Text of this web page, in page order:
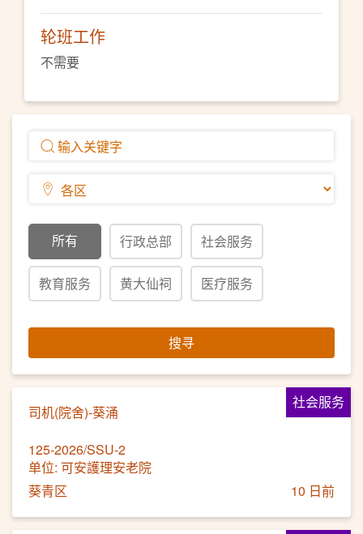
所有 行政总部 社会服务
教育服务 黄大仙祠 医疗服务
搜寻
社会服务
司机(院舍)-葵涌
125-2026/SSU-2
单位: 可安護理安老院
葵青区
10 日前
轮班工作
不需要